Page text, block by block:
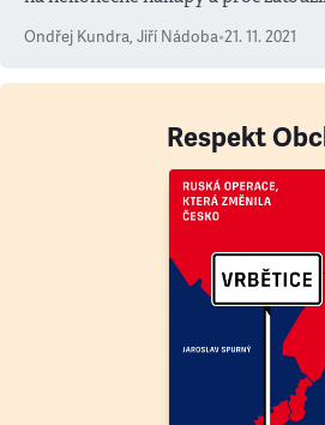
fotbalovém klubu
Ondřej Kundra, Jiří Nádoba•21. 11. 2021
Respekt